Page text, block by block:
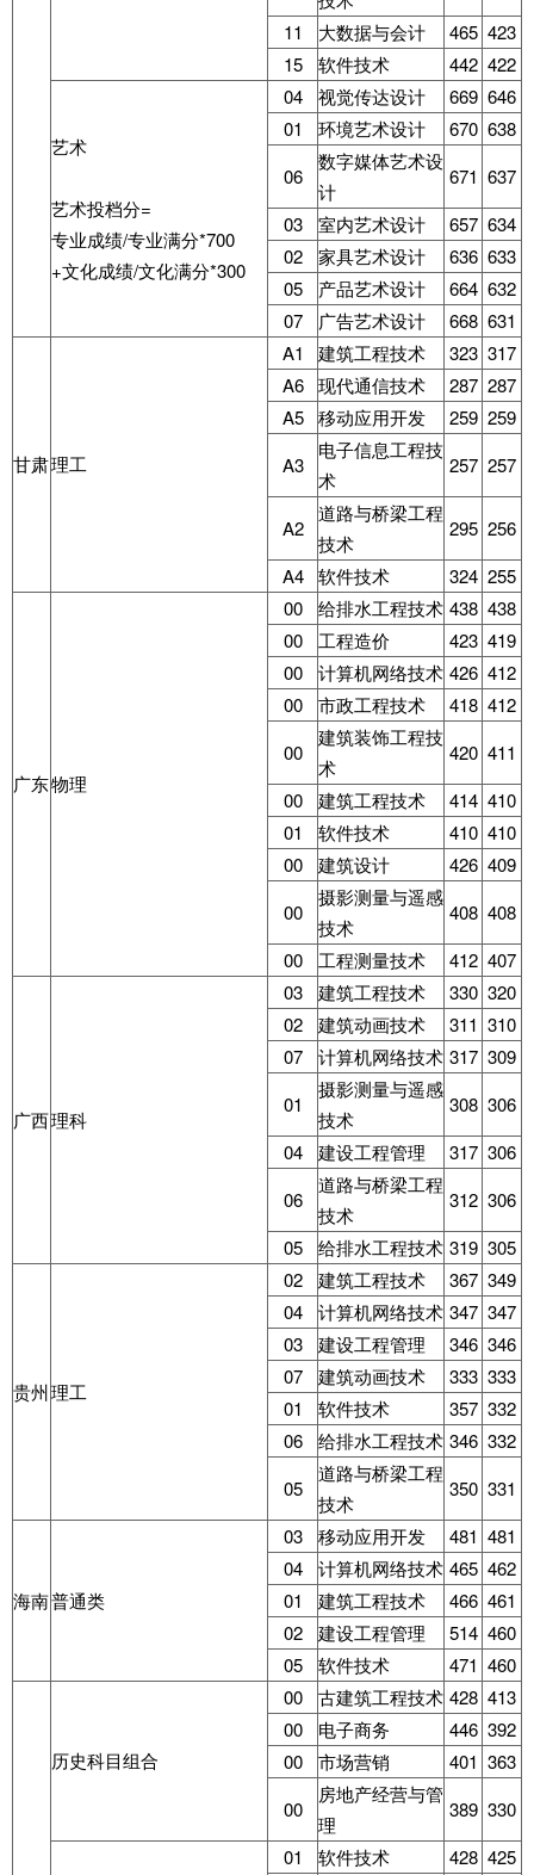
11
大数据与会计 465 423
15
软件技术 442 422
艺术
艺术投档分=
专业成绩/专业满分*700
+文化成绩/文化满分*300
04 视觉传达设计 669 646
01
环境艺术设计 670 638
06
数字媒体艺术设
计
671 637
03
室内艺术设计 657 634
02
家具艺术设计 636 633
05
产品艺术设计 664 632
07
广告艺术设计 668 631
甘肃理工
A1 建筑工程技术 323 317
A6 现代通信技术 287 287
A5 移动应用开发 259 259
A3
电子信息工程技
术
257 257
A2
道路与桥梁工程
技术
295 256
A4 软件技术 324 255
广东物理
00 给排水工程技术 438 438
00
工程造价 423 419
00
计算机网络技术 426 412
00
市政工程技术 418 412
00
建筑装饰工程技
术
420 411
00
建筑工程技术 414 410
01
软件技术 410 410
00
建筑设计 426 409
00
摄影测量与遥感
技术
408 408
00
工程测量技术 412 407
广西理科
03 建筑工程技术 330 320
02
建筑动画技术 311 310
07
计算机网络技术 317 309
01
摄影测量与遥感
技术
308 306
04
建设工程管理 317 306
06
道路与桥梁工程
技术
312 306
05
给排水工程技术 319 305
贵州理工
02 建筑工程技术 367 349
04
计算机网络技术 347 347
03
建设工程管理 346 346
07
建筑动画技术 333 333
01
软件技术 357 332
06
给排水工程技术 346 332
05
道路与桥梁工程
技术
350 331
海南普通类
03 移动应用开发 481 481
04
计算机网络技术 465 462
01
建筑工程技术 466 461
02
建设工程管理 514 460
05
软件技术 471 460
历史科目组合
00 古建筑工程技术 428 413
00
电子商务 446 392
00
市场营销 401 363
00
房地产经营与管
理
389 330
01 软件技术 428 425